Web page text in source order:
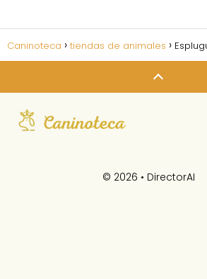
Caninoteca tiendas de animales
© 2026 • DirectorAI